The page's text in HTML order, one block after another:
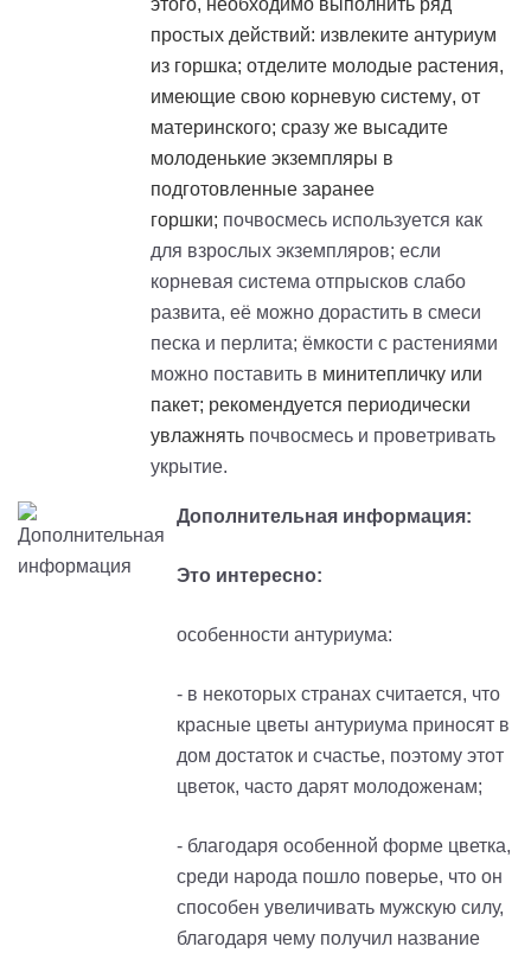
этого, необходимо выполнить ряд
простых действий: извлеките антуриум
из горшка; отделите молодые растения,
имеющие свою корневую систему, от
материнского; сразу же высадите
молоденькие экземпляры в
подготовленные заранее
горшки; почвосмесь используется как
для взрослых экземпляров; если
корневая система отпрысков слабо
развита, её можно дорастить в смеси
песка и перлита; ёмкости с растениями
можно поставить в минитепличку или
пакет; рекомендуется периодически
увлажнять почвосмесь и проветривать
укрытие.
Дополнительная информация:
Это интересно:
особенности антуриума:
- в некоторых странах считается, что
красные цветы антуриума приносят в
дом достаток и счастье, поэтому этот
цветок, часто дарят молодоженам;
- благодаря особенной форме цветка,
среди народа пошло поверье, что он
способен увеличивать мужскую силу,
благодаря чему получил название